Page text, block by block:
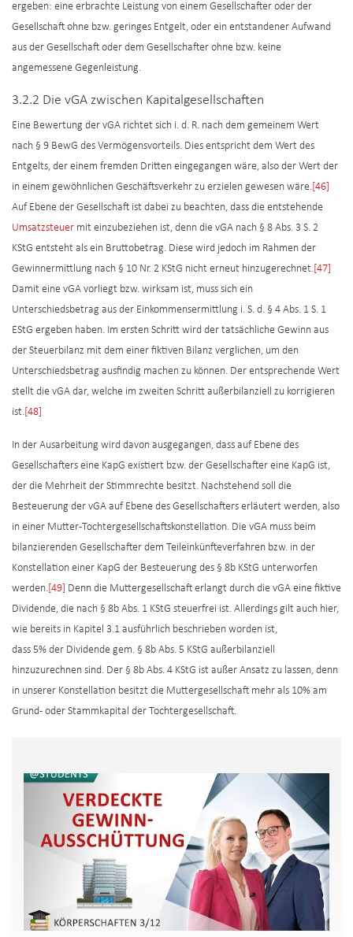
ergeben: eine erbrachte Leistung von einem Gesellschafter oder der
Gesellschaft ohne bzw. geringes Entgelt, oder ein entstandener Aufwand
aus der Gesellschaft oder dem Gesellschafter ohne bzw. keine
angemessene Gegenleistung.
3.2.2 Die vGA zwischen Kapitalgesellschaften
Eine Bewertung der vGA richtet sich i. d. R. nach dem gemeinem Wert
nach § 9 BewG des Vermögensvorteils. Dies entspricht dem Wert des
Entgelts, der einem fremden Dritten eingegangen wäre, also der Wert der
in einem gewöhnlichen Geschäftsverkehr zu erzielen gewesen wäre. [46]
Auf Ebene der Gesellschaft ist dabei zu beachten, dass die entstehende
Umsatzsteuer mit einzubeziehen ist, denn die vGA nach § 8 Abs. 3 S. 2
KStG entsteht als ein Bruttobetrag. Diese wird jedoch im Rahmen der
Gewinnermittlung nach § 10 Nr. 2 KStG nicht erneut hinzugerechnet. [47]
Damit eine vGA vorliegt bzw. wirksam ist, muss sich ein
Unterschiedsbetrag aus der Einkommensermittlung i. S. d. § 4 Abs. 1 S. 1
EStG ergeben haben. Im ersten Schritt wird der tatsächliche Gewinn aus
der Steuerbilanz mit dem einer fiktiven Bilanz verglichen, um den
Unterschiedsbetrag ausfindig machen zu können. Der entsprechende Wert
stellt die vGA dar, welche im zweiten Schritt außerbilanziell zu korrigieren
ist. [48]
In der Ausarbeitung wird davon ausgegangen, dass auf Ebene des
Gesellschafters eine KapG existiert bzw. der Gesellschafter eine KapG ist,
der die Mehrheit der Stimmrechte besitzt. Nachstehend soll die
Besteuerung der vGA auf Ebene des Gesellschafters erläutert werden, also
in einer Mutter-Tochtergesellschaftskonstellation. Die vGA muss beim
bilanzierenden Gesellschafter dem Teileinkünfteverfahren bzw. in der
Konstellation einer KapG der Besteuerung des § 8b KStG unterworfen
werden. [49] Denn die Muttergesellschaft erlangt durch die vGA eine fiktive
Dividende, die nach § 8b Abs. 1 KStG steuerfrei ist. Allerdings gilt auch hier,
wie bereits in Kapitel 3.1 ausführlich beschrieben worden ist,
dass 5% der Dividende gem. § 8b Abs. 5 KStG außerbilanziell
hinzuzurechnen sind. Der § 8b Abs. 4 KStG ist außer Ansatz zu lassen, denn
in unserer Konstellation besitzt die Muttergesellschaft mehr als 10% am
Grund- oder Stammkapital der Tochtergesellschaft.